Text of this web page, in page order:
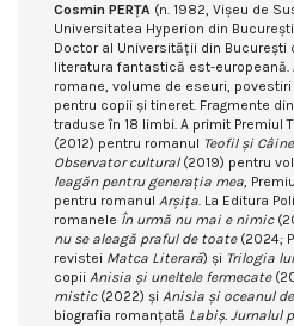
Cosmin PERȚA (n. 1982, Vișeu de
Universitatea Hyperion din
Doctor al Universității din București
literatura fantastică est-europeană.
romane, volume de eseuri,
pentru copii și tineret. Fragmente
traduse în 18 limbi. A primit Premiul
(2012) pentru romanul Teofil și
Observator cultural(2019) pentru
leagăn pentru generația mea,
pentru romanul Arșița. La Editura
romanele În urmă nu mai e nimic
nu se aleagă praful de toate(2024;
revistei Matca Literară) și Trilogia
copii Anisia și uneltele fermecate
mistic(2022) și Anisia și oceanul
biografia romanțată Labiș. Jurnalul